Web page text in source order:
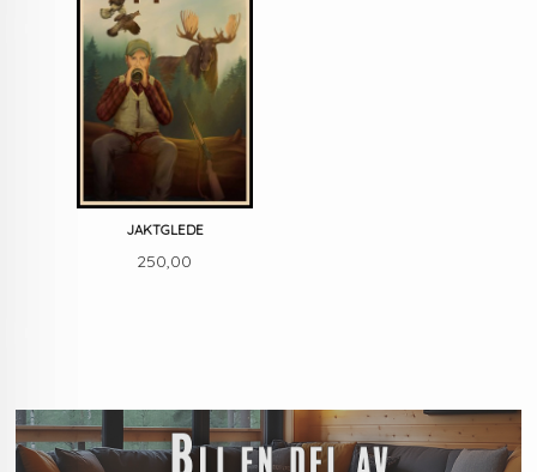
JAKTGLEDE
Pris
250,00